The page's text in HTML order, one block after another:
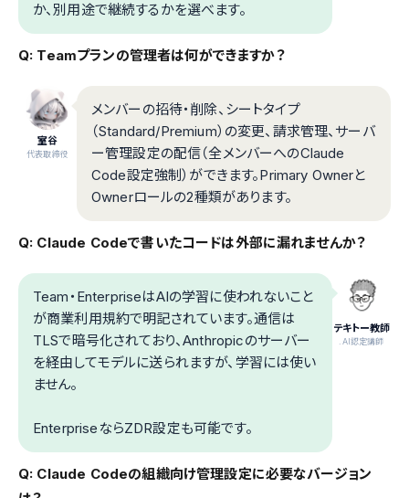
か、別用途で継続するかを選べます。
Q: Teamプランの管理者は何ができますか？
室谷
代表取締役
メンバーの招待・削除、シートタイプ
（Standard/Premium）の変更、請求管理、サーバ
ー管理設定の配信（全メンバーへのClaude
Code設定強制）ができます。Primary Ownerと
Ownerロールの2種類があります。
Q: Claude Codeで書いたコードは外部に漏れませんか？
テキトー教師
.AI認定講師
Team・EnterpriseはAIの学習に使われないこと
が商業利用規約で明記されています。通信は
TLSで暗号化されており、Anthropicのサーバー
を経由してモデルに送られますが、学習には使い
ません。
EnterpriseならZDR設定も可能です。
Q: Claude Codeの組織向け管理設定に必要なバージョン